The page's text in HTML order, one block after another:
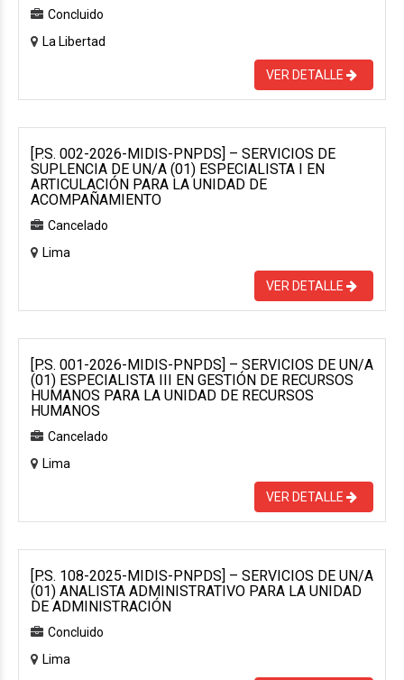
Concluido
La Libertad
VER DETALLE
[P.S. 002-2026-MIDIS-PNPDS] – SERVICIOS DE
SUPLENCIA DE UN/A (01) ESPECIALISTA I EN
ARTICULACIÓN PARA LA UNIDAD DE
ACOMPAÑAMIENTO
Cancelado
Lima
VER DETALLE
[P.S. 001-2026-MIDIS-PNPDS] – SERVICIOS DE UN/A
(01) ESPECIALISTA III EN GESTIÓN DE RECURSOS
HUMANOS PARA LA UNIDAD DE RECURSOS
HUMANOS
Cancelado
Lima
VER DETALLE
[P.S. 108-2025-MIDIS-PNPDS] – SERVICIOS DE UN/A
(01) ANALISTA ADMINISTRATIVO PARA LA UNIDAD
DE ADMINISTRACIÓN
Concluido
Lima